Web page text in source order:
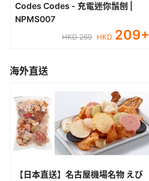
Codes Codes - 充電迷你鬚刨 |
NPMS007
HKD 269 HKD 209+
海外直送
【日本直送】名古屋機場名物 えび